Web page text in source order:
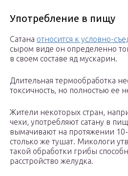
Употребление в пищу
Сатана относится к условно-
сыром виде он определенно
в своем составе яд мускарин.
Длительная термообработка
токсичность, но полностью ее
Жители некоторых стран,
чехи, употребляют сатану в
вымачивают на протяжении 10-
столько же тушат. Микологи
такой обработки грибы
расстройство желудка.